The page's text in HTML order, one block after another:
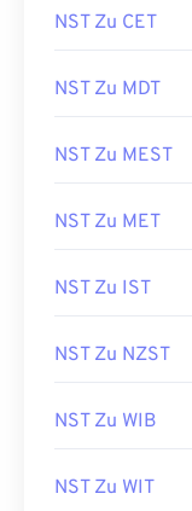
NST Zu CET
NST Zu MDT
NST Zu MEST
NST Zu MET
NST Zu IST
NST Zu NZST
NST Zu WIB
NST Zu WIT